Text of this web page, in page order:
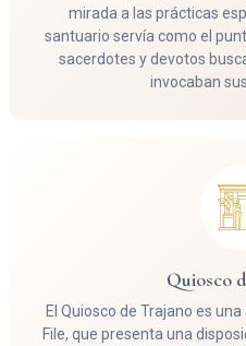
mirada a las prácticas
santuario servía como el
sacerdotes y devotos
invocaban
Quiosco
El Quiosco de Trajano es
File, que presenta una